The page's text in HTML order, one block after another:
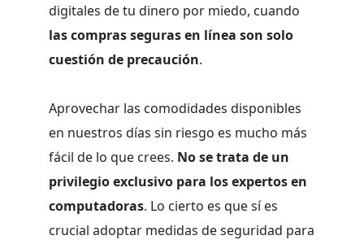
digitales de tu dinero por miedo, cuando
las compras seguras en línea son solo
cuestión de precaución.
Aprovechar las comodidades disponibles
en nuestros días sin riesgo es mucho más
fácil de lo que crees. No se trata de un
privilegio exclusivo para los expertos en
computadoras. Lo cierto es que sí es
crucial adoptar medidas de seguridad para